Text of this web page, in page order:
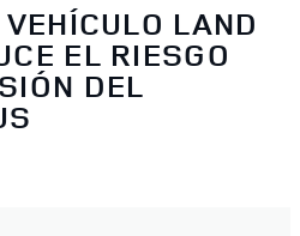
LAND
EL RIESGO
DEL